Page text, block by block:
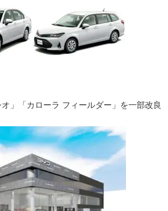
」「カローラ フィールダー」を一部改良